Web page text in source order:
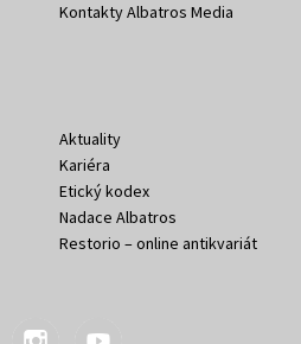
Kontakty Albatros Media
Aktuality
Kariéra
Etický kodex
Nadace Albatros
Restorio – online antikvariát